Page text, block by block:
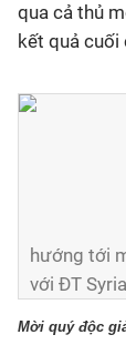
Các môn
VIDEO
qua cả thủ
kết quả cuối
hướng tới
với ĐT
Mời quý độc